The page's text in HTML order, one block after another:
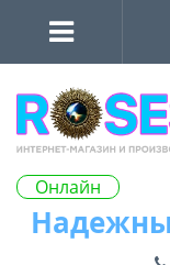
Онлайн